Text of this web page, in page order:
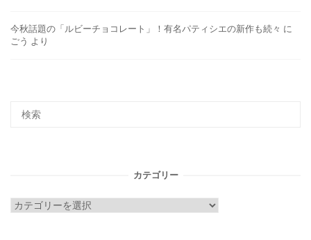
今秋話題の「ルビーチョコレート」！有名パティシエの新作も続々 に
ごう より
カテゴリー
カ